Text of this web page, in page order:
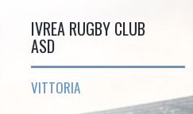
IVREA RUGBY CLUB
ASD
VITTORIA